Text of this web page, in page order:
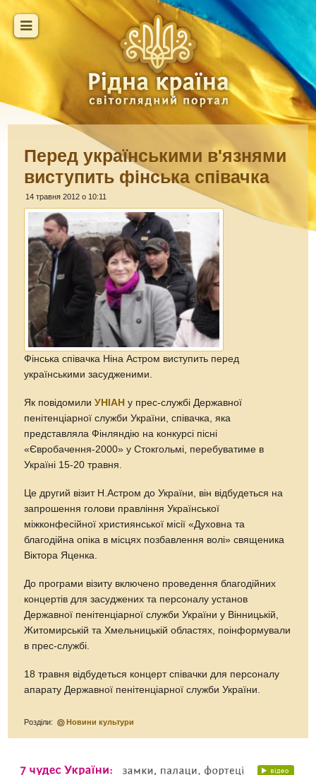
Перед українськими в'язнями
виступить фінська співачка
14 травня 2012 о 10:11
Фінська співачка Ніна Астром виступить перед
українськими засудженими.
Як повідомилиУНІАН у прес-службі Державної
пенітенціарної служби України, співачка, яка
представляла Фінляндію на конкурсі пісні
«Євробачення-2000» у Стокгольмі, перебуватиме в
Україні 15-20 травня.
Це другий візит Н.Астром до України, він відбудеться на
запрошення голови правління Української
міжконфесійної християнської місії «Духовна та
благодійна опіка в місцях позбавлення волі» священика
Віктора Яценка.
До програми візиту включено проведення благодійних
концертів для засуджених та персоналу установ
Державної пенітенціарної служби України у Вінницькій,
Житомирській та Хмельницькій областях, поінформували
в прес-службі.
18 травня відбудеться концерт співачки для персоналу
апарату Державної пенітенціарної служби України.
Розділи: Новини культури